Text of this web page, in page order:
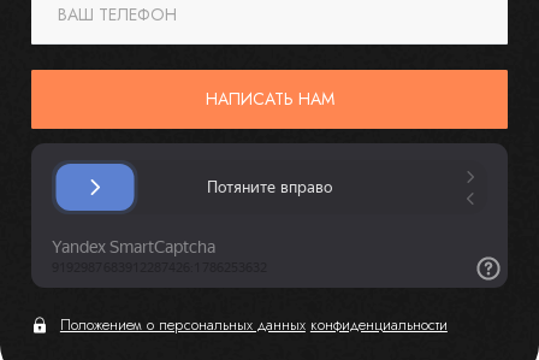
ВАШ ТЕЛЕФОН
НАПИСАТЬ НАМ
Положением о персональных данных конфиденциальности